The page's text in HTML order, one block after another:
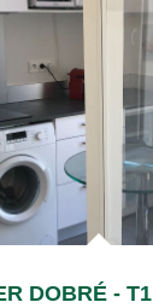
DOBRÉ -